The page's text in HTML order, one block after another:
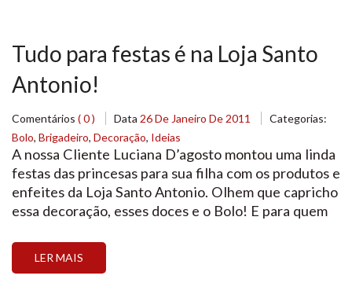
Tudo para festas é na Loja Santo
Antonio!
Comentários ( 0 ) Data 26 De Janeiro De 2011
Categorias:
Bolo, Brigadeiro, Decoração, Ideias
A nossa Cliente Luciana D’agosto montou uma linda
festas das princesas para sua filha com os produtos e
enfeites da Loja Santo Antonio. Olhem que capricho
essa decoração, esses doces e o Bolo! E para quem
maravilhosos, entre em contato com ela! Luciana
D’agosto: (11) 2295-6789 […]
LER MAIS